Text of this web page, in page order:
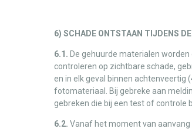
6) SCHADE ONTSTAAN TIJDENS
6.1. De gehuurde materialen
controleren op zichtbare schade,
en in elk geval binnen achtenveertig
fotomateriaal. Bij gebreke aan
gebreken die bij een test of controle
6.2. Vanaf het moment van aanvang